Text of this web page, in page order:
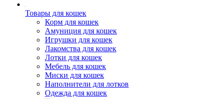
Товары для кошек
Корм для кошек
Амуниция для кошек
Игрушки для кошек
Лакомства для кошек
Лотки для кошек
Мебель для кошек
Миски для кошек
Наполнители для лотков
Одежда для кошек